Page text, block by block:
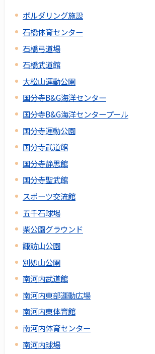
ボルダリング施設
石橋体育センター
石橋弓道場
石橋武道館
大松山運動公園
国分寺B&G海洋センター
国分寺B&G海洋センタープール
国分寺運動公園
国分寺武道館
国分寺静思館
国分寺聖武館
スポーツ交流館
五千石球場
柴公園グラウンド
諏訪山公園
別処山公園
南河内武道館
南河内東部運動広場
南河内東体育館
南河内体育センター
南河内球場